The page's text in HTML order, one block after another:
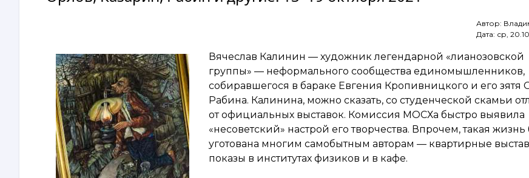
Зверев,
Монро,
Бурлюк
и другие.
15–
21 марта
2023
Автор:
Дата: ср,
Вячеслав Калинин — художник легендарной «лианозовской
группы» — неформального сообщества единомышленников,
собиравшегося в бараке Евгения Кропивницкого и его зятя
Рабина. Калинина, можно сказать, со студенческой скамьи
от официальных выставок. Комиссия МОСХа быстро выявила
«несоветский» настрой его творчества. Впрочем, такая жизнь
уготована многим самобытным авторам — квартирные
показы в институтах физиков и в кафе.